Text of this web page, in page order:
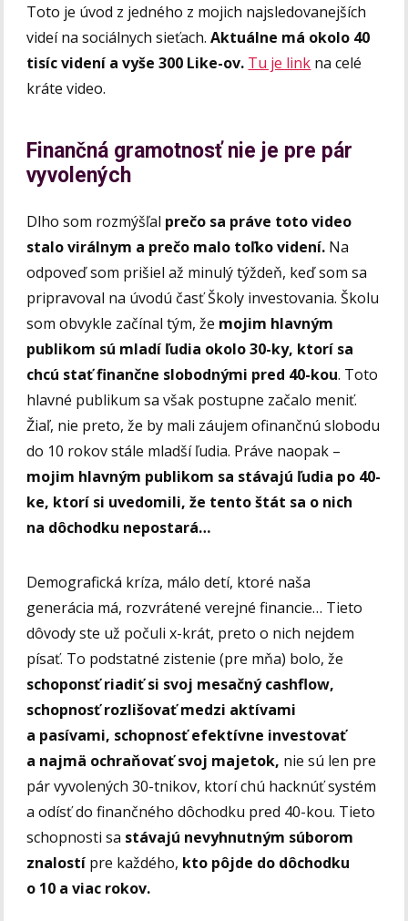
Toto je úvod z jedného z mojich najsledovanejších
videí na sociálnych sieťach.Aktuálne má okolo 40
tisíc videní a vyše 300 Like-ov. Tu je link na celé
kráte video.
Finančná gramotnosť nie je pre pár
vyvolených
Dlho som rozmýšľal prečo sa práve toto video
stalo virálnym a prečo malo toľko videní. Na
odpoveď som prišiel až minulý týždeň, keď som sa
pripravoval na úvodú časť Školy investovania. Školu
som obvykle začínal tým, že mojim hlavným
publikom sú mladí ľudia okolo 30-ky, ktorí sa
chcú stať finančne slobodnými pred 40-kou. Toto
hlavné publikum sa však postupne začalo meniť.
Žiaľ, nie preto, že by mali záujem ofinančnú slobodu
do 10 rokov stále mladší ľudia. Práve naopak –
mojim hlavným publikom sa stávajú ľudia po 40-
ke, ktorí si uvedomili, že tento štát sa o nich
na dôchodku nepostará…
Demografická kríza, málo detí, ktoré naša
generácia má, rozvrátené verejné financie… Tieto
dôvody ste už počuli x-krát, preto o nich nejdem
písať. To podstatné zistenie (pre mňa) bolo, že
schoponsť riadiť si svoj mesačný cashflow,
schopnosť rozlišovať medzi aktívami
a pasívami, schopnosť efektívne investovať
a najmä ochraňovať svoj majetok, nie sú len pre
pár vyvolených 30-tnikov, ktorí chú hacknúť systém
a odísť do finančného dôchodku pred 40-kou. Tieto
schopnosti sa stávajú nevyhnutným súborom
znalostí pre každého, kto pôjde do dôchodku
o 10 a viac rokov.